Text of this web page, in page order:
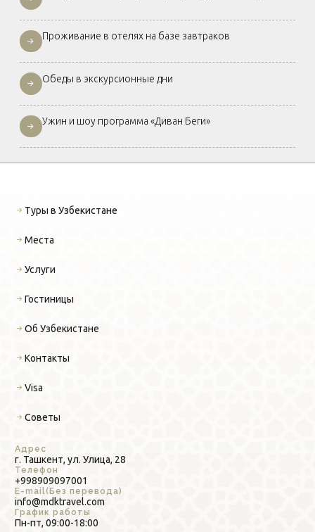
Проживание в отелях на базе завтраков
Обеды в экскурсионные дни
Ужин и шоу программа «Диван Беги»
Адрес
г. Ташкент, ул. Улица, 28
Телефон
+998909097001
E-mail(Без перевода)
info@mdktravel.com
График работы
Пн-пт, 09:00-18:00
Туры в Узбекистане
Места
Услуги
Гостиницы
Об Узбекистане
Контакты
Visa
Советы